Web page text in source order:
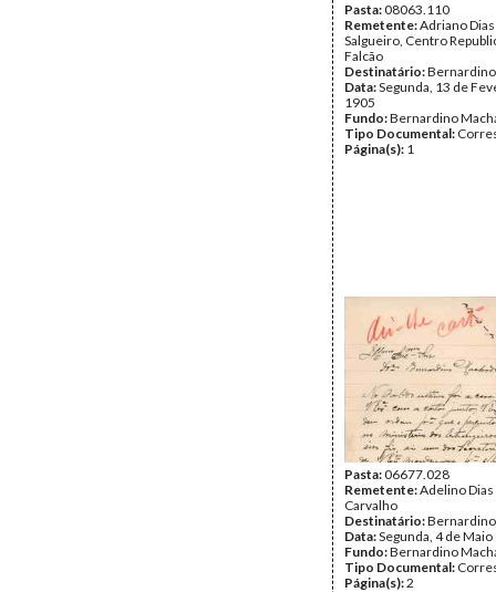
Pasta:08063.110
Remetente:Adriano
Salgueiro, Centro
Falcão
Destinatário:
Data:Segunda, 13 de
1905
Fundo:Bernardino
Tipo Documental:
Página(s): 1
Pasta:06677.028
Remetente:Adelino Dias
Carvalho
Destinatário:
Data:Segunda, 4 de
Fundo:Bernardino
Tipo Documental:
Página(s):2